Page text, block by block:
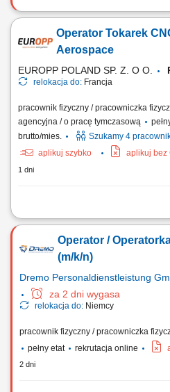
Nasz klient poszerza zespół i
umiejętności w obsłudze i ustawianiu
pracować w nowoczesnym, dobrze
Operator Tokarek
Aerospace
EUROPP POLAND SP. Z. O O.
relokacja do: Francja
pracownik fizyczny / pracowniczka
agencyjna / o pracę tymczasową
brutto/mies.
Szukamy 4
aplikuj szybko
aplikuj bez
1 dni
Opis stanowiska Obsługa tokarek CNC
narzędzi oraz parametrów skrawania
wymiarowa wykonanych elementów
Operator /
(m/k/n)
Dremo Personaldienstleistung
za 2 dni wygasa
relokacja do: Niemcy
pracownik fizyczny / pracowniczka
pełny etat
rekrutacja online
2 dni